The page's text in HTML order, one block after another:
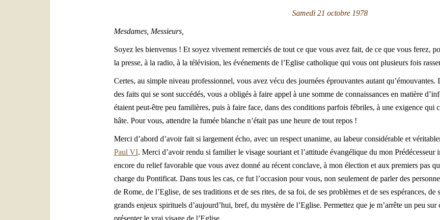
Samedi 21 octobre 1978
Mesdames, Messieurs,
Soyez les bienvenus ! Et soyez vivement remerciés de tout ce que vous avez fait, de ce que vous ferez,
la presse, à la radio, à la télévision, les événements de l’Eglise catholique qui vous ont plusieurs fois
Certes, au simple niveau professionnel, vous avez vécu des journées éprouvantes autant
des faits qui se sont succédés, vous a obligés à faire appel à une somme de connaissances en matière
étaient peut-être peu familières, puis à faire face, dans des conditions parfois fébriles, à une exigence qui
hâte. Pour vous, attendre la fumée blanche n’était pas une heure de tout repos !
Merci d’abord d’avoir fait si largement écho, avec un respect unanime, au labeur considérable et
Paul VI. Merci d’avoir rendu si familier le visage souriant et l’attitude évangélique du mon Prédécesseur
encore du relief favorable que vous avez donné au récent conclave, à mon élection et aux premiers pas
charge du Pontificat. Dans tous les cas, ce fut l’occasion pour vous, non seulement de parler des
de Rome, de l’Eglise, de ses traditions et de ses rites, de sa foi, de ses problèmes et de ses espérances,
grands enjeux spirituels d’aujourd’hui, bref, du mystère de l’Eglise. Permettez que je m’arrête un peu
présenter le vrai visage de l’Eglise.